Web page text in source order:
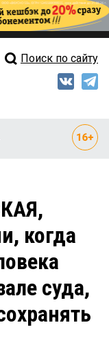
выпуск
Поиск по сайту
когда
суда,